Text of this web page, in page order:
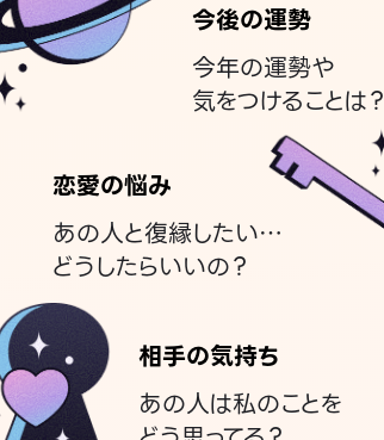
今後の運勢
今年の運勢や
気をつけることは？
恋愛の悩み
あの人と復縁したい…
どうしたらいいの？
相手の気持ち
あの人は私のことを